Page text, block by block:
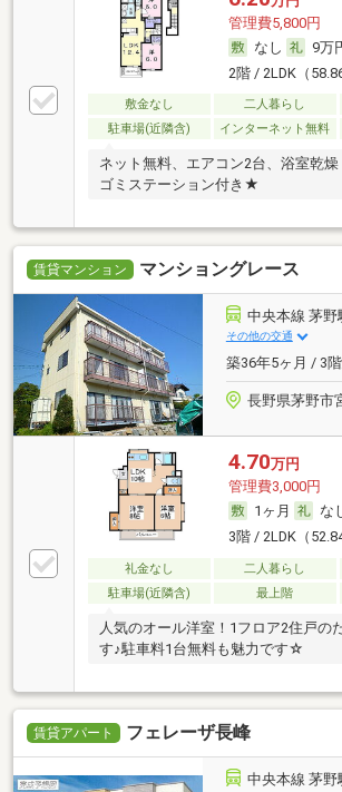
管理費5,800円
なし
9万
2階 / 2LDK（
敷金なし 二人暮らし
駐車場(近隣含)
インターネット無料
ネット無料、エアコン2台、浴室乾
ゴミステーション付き★
賃貸マンション マンショングレース
中央本線 茅野
その他の交通
築36年5ヶ月 / 3
長野県茅野市
4.70万円
管理費3,000円
1ヶ月
な
3階 / 2LDK（
礼金なし 二人暮らし
駐車場(近隣含)
最上階
人気のオール洋室！1フロア2住戸の
す♪駐車料1台無料も魅力です☆
賃貸アパート フェレーザ長峰
中央本線 茅野